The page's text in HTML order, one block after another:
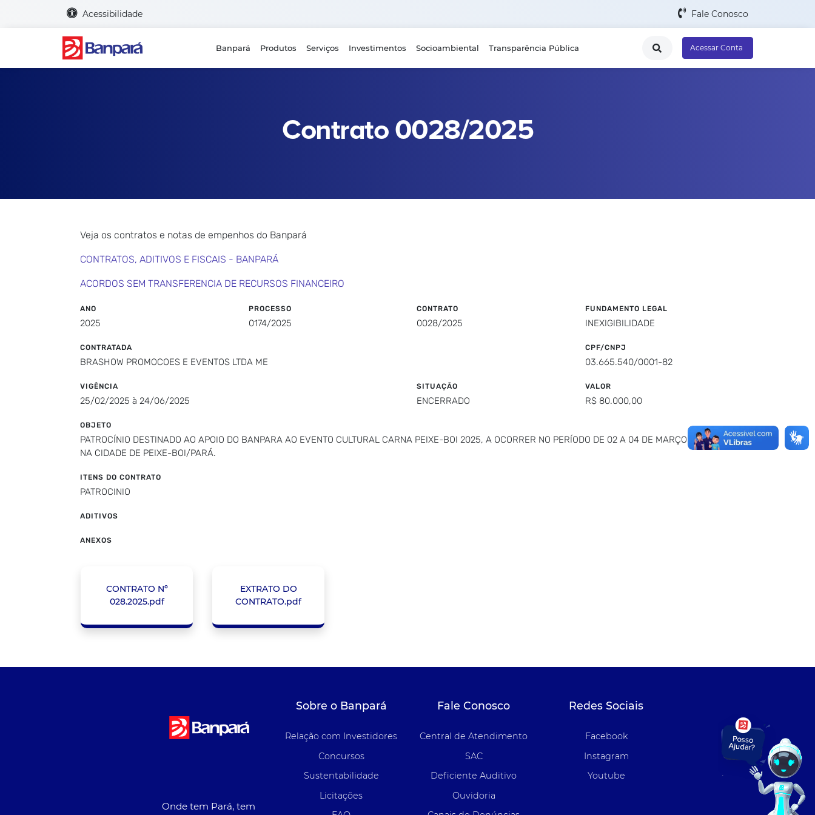
Acessibilidade Fale Conosco
Banpará Produtos Serviços Investimentos Socioambiental Transparência Pública Acessar Conta
Contrato 0028/2025
Veja os contratos e notas de empenhos do Banpará
CONTRATOS, ADITIVOS E FISCAIS - BANPARÁ
ACORDOS SEM TRANSFERENCIA DE RECURSOS FINANCEIRO
ANO
2025
PROCESSO
0174/2025
CONTRATO
0028/2025
FUNDAMENTO LEGAL
INEXIGIBILIDADE
CONTRATADA
BRASHOW PROMOCOES E EVENTOS LTDA ME
CPF/CNPJ
03.665.540/0001-82
VIGÊNCIA
25/02/2025 à 24/06/2025
SITUAÇÃO
ENCERRADO
VALOR
R$ 80.000,00
OBJETO
PATROCÍNIO DESTINADO AO APOIO DO BANPARA AO EVENTO CULTURAL CARNA PEIXE-BOI 2025, A OCORRER NO PERÍODO DE 02 A 04 DE MARÇO DE 2025,
NA CIDADE DE PEIXE-BOI/PARÁ.
ITENS DO CONTRATO
PATROCINIO
ADITIVOS
ANEXOS
CONTRATO Nº
028.2025.pdf
EXTRATO DO
CONTRATO.pdf
Onde tem Pará, tem
Sobre o Banpará
Relação com Investidores
Concursos
Sustentabilidade
Licitações
Fale Conosco
Central de Atendimento
SAC
Deficiente Auditivo
Ouvidoria
Redes Sociais
Facebook
Instagram
Youtube